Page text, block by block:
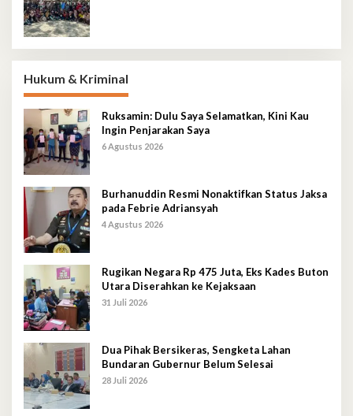
Hukum & Kriminal
Ruksamin: Dulu Saya Selamatkan, Kini Kau
Ingin Penjarakan Saya
6 Agustus 2026
Burhanuddin Resmi Nonaktifkan Status Jaksa
pada Febrie Adriansyah
4 Agustus 2026
Rugikan Negara Rp 475 Juta, Eks Kades Buton
Utara Diserahkan ke Kejaksaan
31 Juli 2026
Dua Pihak Bersikeras, Sengketa Lahan
Bundaran Gubernur Belum Selesai
28 Juli 2026